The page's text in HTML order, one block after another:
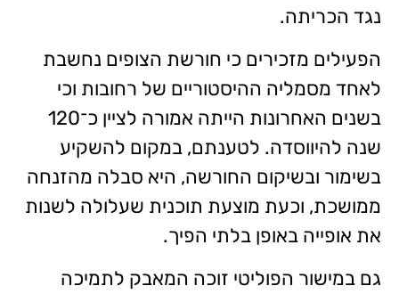
נגד הכריתה.
הפעילים מזכירים כי חורשת הצופים נחשבת
לאחד מסמליה ההיסטוריים של רחובות וכי
בשנים האחרונות הייתה אמורה לציין כ־120
שנה להיווסדה. לטענתם, במקום להשקיע
בשימור ובשיקום החורשה, היא סבלה מהזנחה
ממושכת, וכעת מוצעת תוכנית שעלולה לשנות
את אופייה באופן בלתי הפיך.
גם במישור הפוליטי זוכה המאבק לתמיכה